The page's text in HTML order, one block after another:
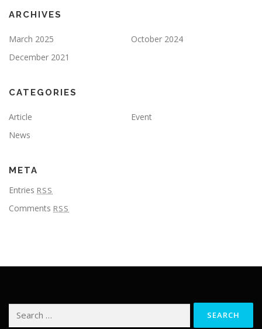
ARCHIVES
March 2025
October 2024
December 2021
CATEGORIES
Article
Event
News
META
Entries RSS
Comments RSS